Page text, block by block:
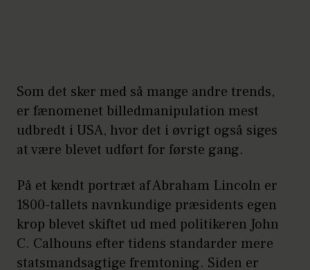
Som det sker med så mange andre trends,
er fænomenet billedmanipulation mest
udbredt i USA, hvor det i øvrigt også siges
at være blevet udført for første gang.
På et kendt portræt af Abraham Lincoln er
1800-tallets navnkundige præsidents egen
krop blevet skiftet ud med politikeren John
C. Calhouns efter tidens standarder mere
statsmandsagtige fremtoning. Siden er